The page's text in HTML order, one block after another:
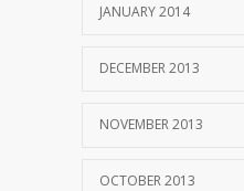
JANUARY 2014
DECEMBER 2013
NOVEMBER 2013
OCTOBER 2013